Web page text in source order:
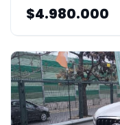
$4.980.000